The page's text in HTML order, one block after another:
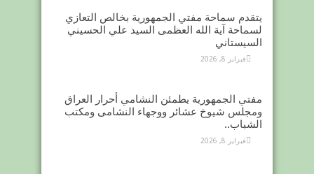
يتقدم سماحة مفتي الجمهورية بخالص التعازي
لسماحة آية الله العظمى السيد علي الحسيني
السيستاني
فبراير 8, 2026
مفتي الجمهورية يطمئن النشامي أحرار العراق
ومجلس شيوخ عشائر ووجهاء النشامى ومكتب
الشباب..
فبراير 8, 2026